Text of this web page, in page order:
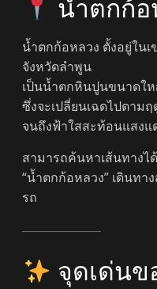
น้ำตกก้อ
น้ำตกก้อหลวง ตั้งอยู่ใน
จังหวัดลำพูน
เป็นน้ำตกหินปูนขนาดใ
ซึ่งจะเปลี่ยนเฉดไปตาม
จนถึงฟ้าใสสะท้อนแสงแ
สามารถค้นหาเส้นทางไ
“น้ำตกก้อหลวง” เดินท
รถ
จุดเด่นข